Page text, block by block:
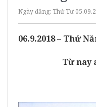
Ngày đăng: Thứ Tư
06.9.2018 – Thứ
Từ nay